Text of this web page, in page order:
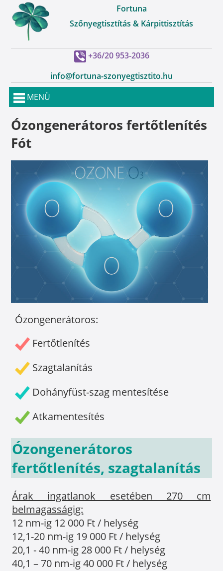
Fortuna
Szőnyegtisztítás & Kárpittisztítás
+36/20 953-2036
info@fortuna-szonyegtisztito.hu
MENÜ
Ózongenerátoros fertőtlenítés
Fót
Ózongenerátoros:
Fertőtlenítés
Szagtalanítás
Dohányfüst-szag mentesítése
Atkamentesítés
Ózongenerátoros
fertőtlenítés, szagtalanítás
Árak ingatlanok esetében 270 cm
belmagasságig:
12 nm-ig 12 000 Ft / helység
12,1-20 nm-ig 19 000 Ft / helység
20,1 - 40 nm-ig 28 000 Ft / helység
40,1 – 70 nm-ig 40 000 Ft / helység